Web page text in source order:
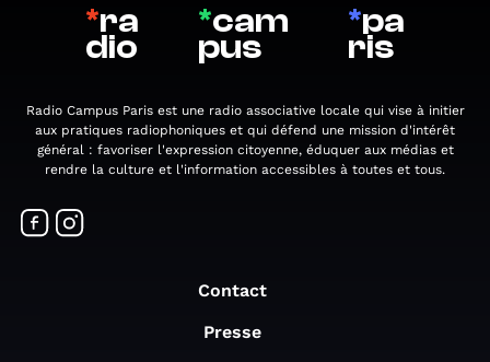
*ra
dio
*cam
pus
*pa
ris
Radio Campus Paris est une radio associative locale qui vise à initier
aux pratiques radiophoniques et qui défend une mission d'intérêt
général : favoriser l'expression citoyenne, éduquer aux médias et
rendre la culture et l'information accessibles à toutes et tous.
Contact
Presse